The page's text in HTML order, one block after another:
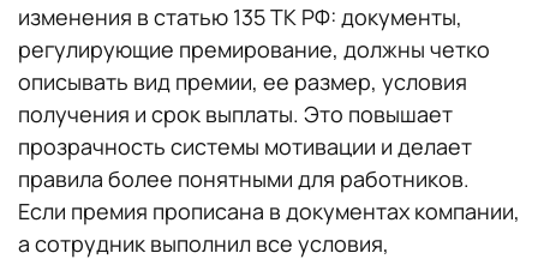
изменения в статью 135 ТК РФ: документы,
регулирующие премирование, должны четко
описывать вид премии, ее размер, условия
получения и срок выплаты. Это повышает
прозрачность системы мотивации и делает
правила более понятными для работников.
Если премия прописана в документах компании,
а сотрудник выполнил все условия,